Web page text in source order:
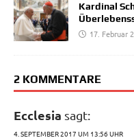
Kardinal
17. Februar
2 KOMMENTARE
Ecclesia sagt:
4. SEPTEMBER 2017 UM 13:56 UHR